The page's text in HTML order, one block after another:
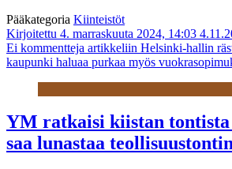
Pääkategoria Kiinteistöt
Kirjoitettu 4. marraskuuta 2024, 14:03
Ei kommentteja artikkeliin Helsinki-hallin
kaupunki haluaa purkaa myös
YM ratkaisi kiistan tontista
saa lunastaa